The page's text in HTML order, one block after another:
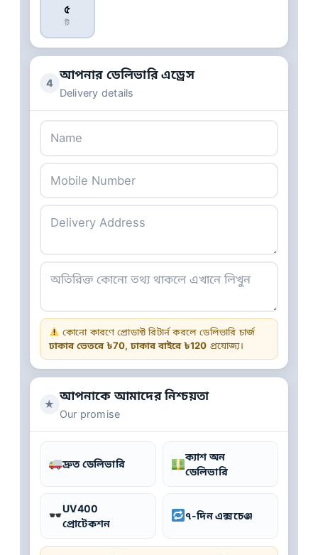
৫
টি
4
আপনার ডেলিভারি এড্রেস
Delivery details
কোনো কারণে প্রোডাক্ট রিটার্ন করলে ডেলিভারি চার্জ
ঢাকার ভেতরে ৳70, ঢাকার বাইরে ৳120 প্রযোজ্য।
★
আপনাকে আমাদের নিশ্চয়তা
Our promise
দ্রুত ডেলিভারি
ক্যাশ অন
ডেলিভারি
UV400
প্রোটেকশন
৭-দিন এক্সচেঞ্জ